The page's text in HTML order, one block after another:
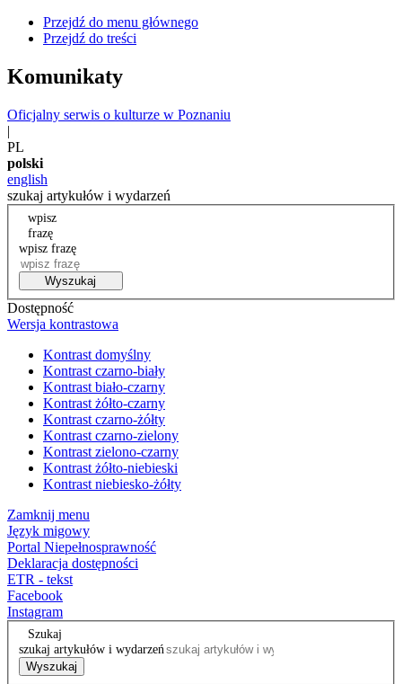
Przejdź do menu głównego
Przejdź do treści
Komunikaty
Oficjalny serwis o kulturze w Poznaniu
|
PL
polski
english
szukaj artykułów i wydarzeń
wpisz
frazę
wpisz frazę
Wyszukaj
Dostępność
Wersja kontrastowa
Kontrast domyślny
Kontrast czarno-biały
Kontrast biało-czarny
Kontrast żółto-czarny
Kontrast czarno-żółty
Kontrast czarno-zielony
Kontrast zielono-czarny
Kontrast żółto-niebieski
Kontrast niebiesko-żółty
Zamknij menu
Język migowy
Portal Niepełnosprawność
Deklaracja dostępności
ETR - tekst
Facebook
Instagram
Szukaj
szukaj artykułów i wydarzeń
Wyszukaj